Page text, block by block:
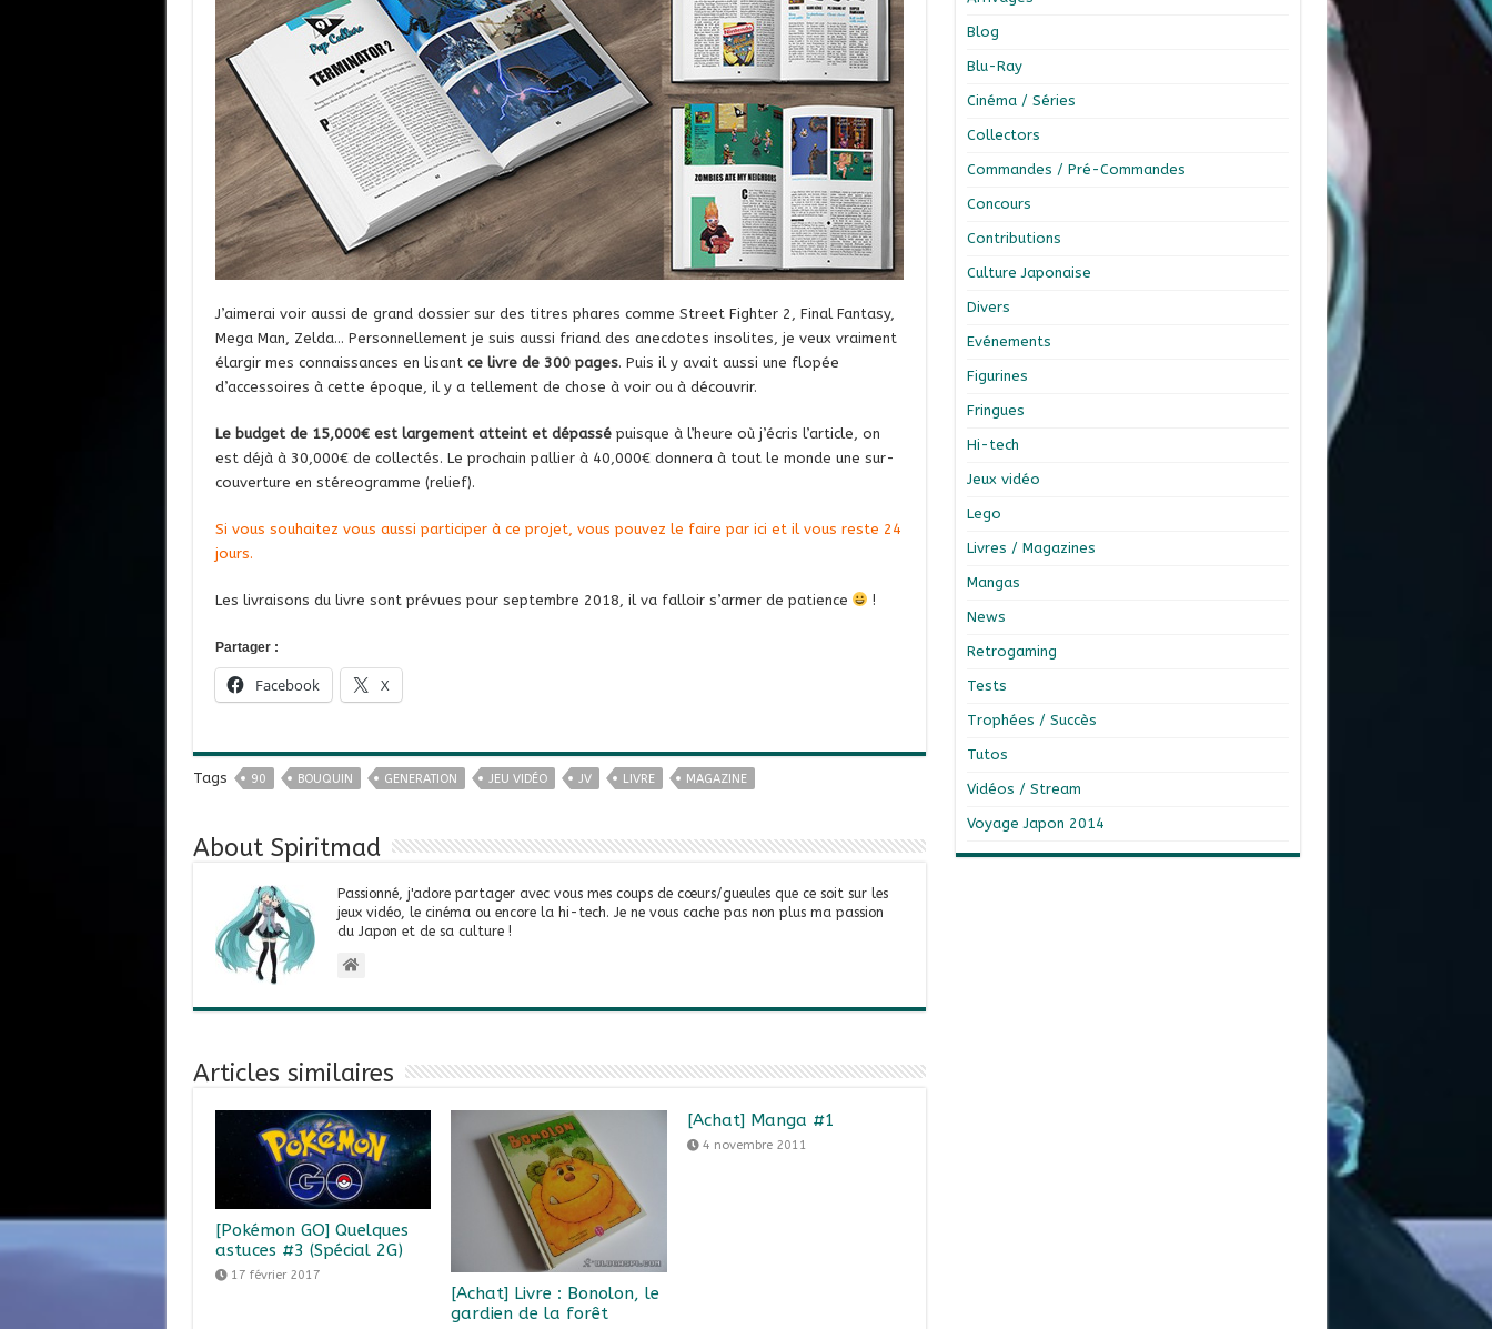
J’aimerai voir aussi de grand dossier sur des titres phares comme Street Fighter 2, Final Fantasy,
Mega Man, Zelda… Personnellement je suis aussi friand des anecdotes insolites, je veux vraiment
élargir mes connaissances en lisant ce livre de 300 pages. Puis il y avait aussi une flopée
d’accessoires à cette époque, il y a tellement de chose à voir ou à découvrir.
Le budget de 15,000€ est largement atteint et dépassépuisque à l’heure où j’écris l’article, on
est déjà à 30,000€ de collectés. Le prochain pallier à 40,000€ donnera à tout le monde une sur-
couverture en stéreogramme (relief).
Si vous souhaitez vous aussi participer à ce projet, vous pouvez le faire par ici et il vous reste 24
jours.
Les livraisons du livre sont prévues pour septembre 2018, il va falloir s’armer de patience !
Partager :
Facebook X
Tags 90 BOUQUIN GENERATION JEU VIDÉO JV LIVRE MAGAZINE
About Spiritmad
Passionné, j'adore partager avec vous mes coups de cœurs/gueules que ce soit sur les
jeux vidéo, le cinéma ou encore la hi-tech. Je ne vous cache pas non plus ma passion
du Japon et de sa culture !
Articles similaires
[Pokémon GO] Quelques
astuces #3 (Spécial 2G)
17 février 2017
[Achat] Livre : Bonolon, le
gardien de la forêt
[Achat] Manga #1
4 novembre 2011
Blog
Blu-Ray
Cinéma / Séries
Collectors
Commandes / Pré-Commandes
Concours
Contributions
Culture Japonaise
Divers
Evénements
Figurines
Fringues
Hi-tech
Jeux vidéo
Lego
Livres / Magazines
Mangas
News
Retrogaming
Tests
Trophées / Succès
Tutos
Vidéos / Stream
Voyage Japon 2014